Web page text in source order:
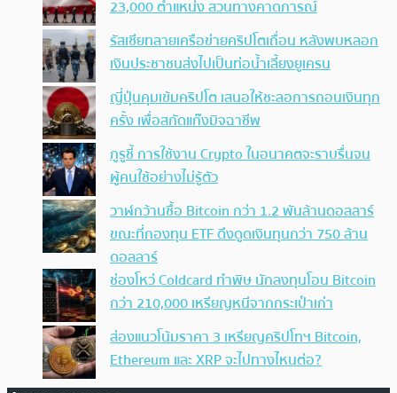
23,000 ตำแหน่ง สวนทางคาดการณ์
รัสเซียทลายเครือข่ายคริปโตเถื่อน หลังพบหลอก
เงินประชาชนส่งไปเป็นท่อน้ำเลี้ยงยูเครน
ญี่ปุ่นคุมเข้มคริปโต เสนอให้ชะลอการถอนเงินทุก
ครั้ง เพื่อสกัดแก๊งมิจฉาชีพ
กูรูชี้ การใช้งาน Crypto ในอนาคตจะราบรื่นจน
ผู้คนใช้อย่างไม่รู้ตัว
วาฬกว้านซื้อ Bitcoin กว่า 1.2 พันล้านดอลลาร์
ขณะที่กองทุน ETF ดึงดูดเงินทุนกว่า 750 ล้าน
ดอลลาร์
ช่องโหว่ Coldcard ทำพิษ นักลงทุนโอน Bitcoin
กว่า 210,000 เหรียญหนีจากกระเป๋าเก่า
ส่องแนวโน้มราคา 3 เหรียญคริปโทฯ Bitcoin,
Ethereum และ XRP จะไปทางไหนต่อ?